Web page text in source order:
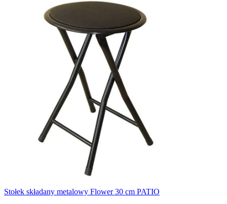
Stołek składany metalowy Flower 30 cm PATIO